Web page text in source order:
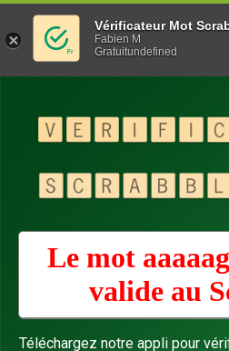
Le mot
valide au
Téléchargez notre appli pour
Vérificateur Mot
Fabien M
Gratuitundefined